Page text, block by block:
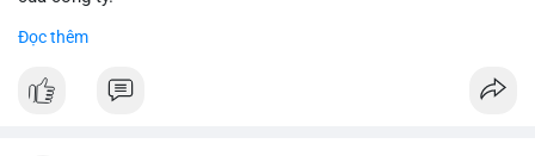
#abtc #cryptonews
$btc $eth
Đọc thêm